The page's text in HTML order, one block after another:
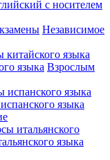
с носителем
Независимое
языка
языка Взрослым
языка
языка
итальянского
языка